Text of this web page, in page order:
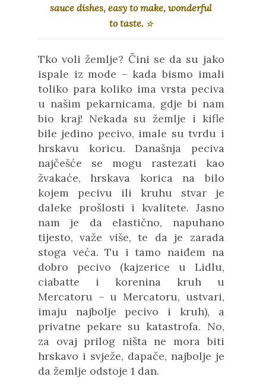
sauce dishes, easy to make, wonderful
to taste. ☆
Tko voli žemlje? Čini se da su jako
ispale iz mode – kada bismo imali
toliko para koliko ima vrsta peciva
u našim pekarnicama, gdje bi nam
bio kraj! Nekada su žemlje i kifle
bile jedino pecivo, imale su tvrdu i
hrskavu koricu. Današnja peciva
najčešće se mogu rastezati kao
žvakaće, hrskava korica na bilo
kojem pecivu ili kruhu stvar je
daleke prošlosti i kvalitete. Jasno
nam je da elastično, napuhano
tijesto, važe više, te da je zarada
stoga veća. Tu i tamo naiđem na
dobro pecivo (kajzerice u Lidlu,
ciabatte i korenina kruh u
Mercatoru – u Mercatoru, ustvari,
imaju najbolje pecivo i kruh), a
privatne pekare su katastrofa. No,
za ovaj prilog ništa ne mora biti
hrskavo i svježe, dapače, najbolje je
da žemlje odstoje 1 dan.